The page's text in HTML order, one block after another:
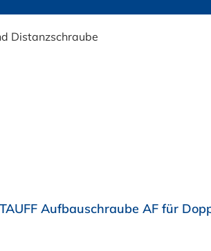
Aufbauschraube AF für